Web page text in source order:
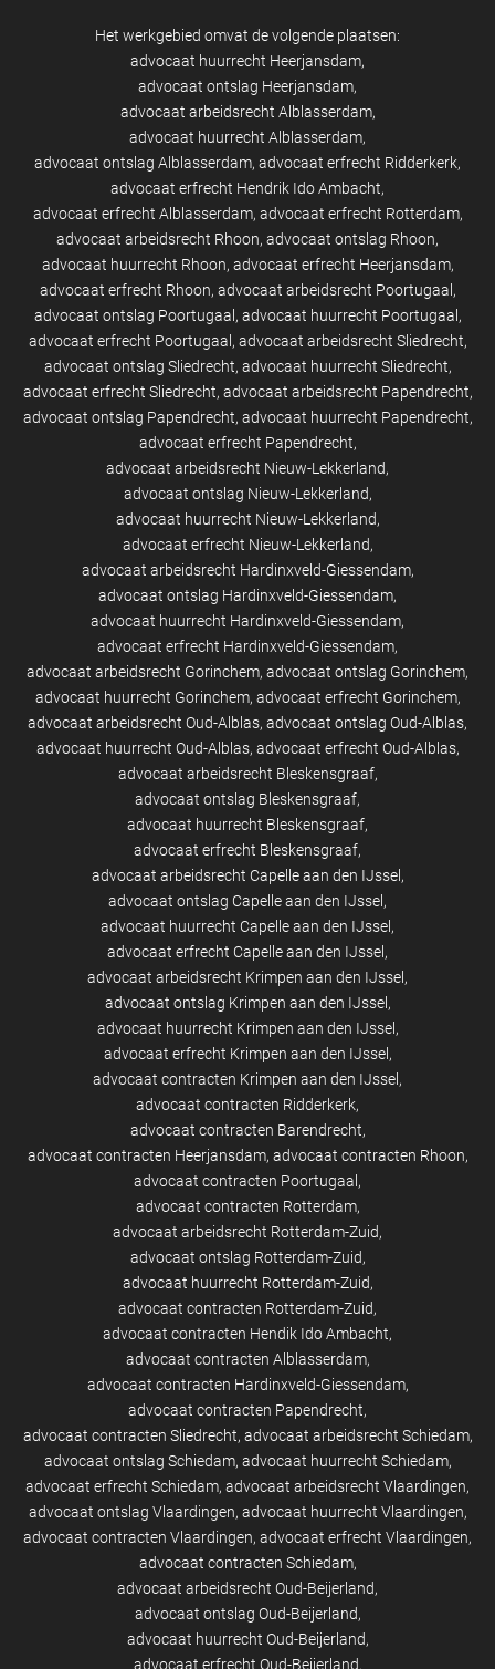
Het werkgebied omvat de volgende plaatsen:
advocaat huurrecht Heerjansdam
advocaat ontslag Heerjansdam
advocaat arbeidsrecht Alblasserdam
advocaat huurrecht Alblasserdam
advocaat ontslag Alblasserdam advocaat erfrecht Ridderkerk
advocaat erfrecht Hendrik Ido Ambacht
advocaat erfrecht Alblasserdam advocaat erfrecht Rotterdam
advocaat arbeidsrecht Rhoon advocaat ontslag Rhoon
advocaat huurrecht Rhoon advocaat erfrecht Heerjansdam
advocaat erfrecht Rhoon advocaat arbeidsrecht Poortugaal
advocaat ontslag Poortugaal
advocaat huurrecht Poortugaal
advocaat erfrecht Poortugaal
advocaat arbeidsrecht Sliedrecht
advocaat ontslag Sliedrecht advocaat huurrecht Sliedrecht
advocaat erfrecht Sliedrecht advocaat arbeidsrecht Papendrecht
advocaat ontslag Papendrecht advocaat huurrecht Papendrecht
advocaat erfrecht Papendrecht
advocaat arbeidsrecht Nieuw-Lekkerland
advocaat ontslag Nieuw-Lekkerland
advocaat huurrecht Nieuw-Lekkerland
advocaat erfrecht Nieuw-Lekkerland
advocaat arbeidsrecht Hardinxveld-Giessendam
advocaat ontslag Hardinxveld-Giessendam
advocaat huurrecht Hardinxveld-Giessendam
advocaat erfrecht Hardinxveld-Giessendam
advocaat arbeidsrecht Gorinchem advocaat ontslag Gorinchem
advocaat huurrecht Gorinchem advocaat erfrecht Gorinchem
advocaat arbeidsrecht Oud-Alblas advocaat ontslag Oud-Alblas
advocaat huurrecht Oud-Alblas advocaat erfrecht Oud-Alblas
advocaat arbeidsrecht Bleskensgraaf
advocaat ontslag Bleskensgraaf
advocaat huurrecht Bleskensgraaf
advocaat erfrecht Bleskensgraaf
advocaat arbeidsrecht Capelle aan den IJssel
advocaat ontslag Capelle aan den IJssel
advocaat huurrecht Capelle aan den IJssel
advocaat erfrecht Capelle aan den IJssel
advocaat arbeidsrecht Krimpen aan den IJssel
advocaat ontslag Krimpen aan den IJssel
advocaat huurrecht Krimpen aan den IJssel
advocaat erfrecht Krimpen aan den IJssel
advocaat contracten Krimpen aan den IJssel
advocaat contracten Ridderkerk
advocaat contracten Barendrecht
advocaat contracten Heerjansdam advocaat contracten Rhoon
advocaat contracten Poortugaal
advocaat contracten Rotterdam
advocaat arbeidsrecht Rotterdam-Zuid
advocaat ontslag Rotterdam-Zuid
advocaat huurrecht Rotterdam-Zuid
advocaat contracten Rotterdam-Zuid
advocaat contracten Hendik Ido Ambacht
advocaat contracten Alblasserdam
advocaat contracten Hardinxveld-Giessendam
advocaat contracten Papendrecht
advocaat contracten Sliedrecht advocaat arbeidsrecht Schiedam
advocaat ontslag Schiedam advocaat huurrecht Schiedam
advocaat erfrecht Schiedam advocaat arbeidsrecht Vlaardingen
advocaat ontslag Vlaardingen advocaat huurrecht Vlaardingen
advocaat contracten Vlaardingen advocaat erfrecht Vlaardingen
advocaat contracten Schiedam
advocaat arbeidsrecht Oud-Beijerland
advocaat ontslag Oud-Beijerland
advocaat huurrecht Oud-Beijerland
advocaat erfrecht Oud-Beijerland